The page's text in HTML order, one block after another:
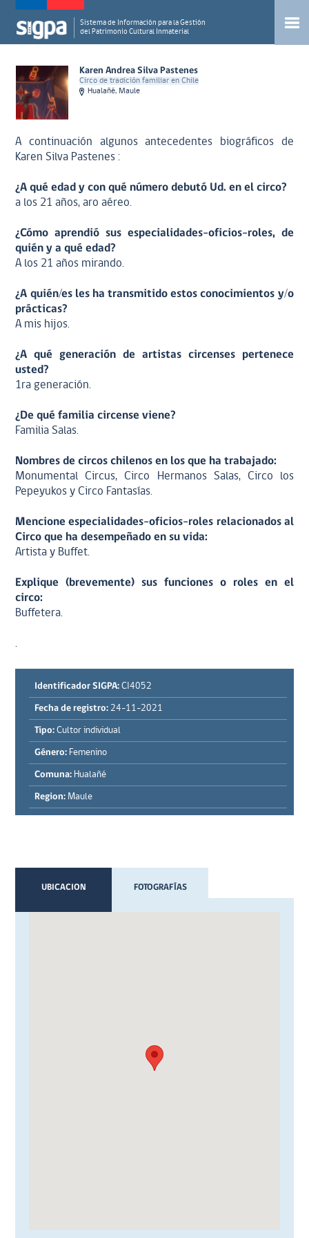
Sistema de Información para la Gestión
del Patrimonio Cultural Inmaterial
Karen Andrea Silva Pastenes
Circo de tradición familiar en Chile
Hualañé, Maule
A continuación algunos antecedentes biográficos de
Karen Silva Pastenes :
¿A qué edad y con qué número debutó Ud. en el circo?
a los 21 años, aro aéreo.
¿Cómo aprendió sus especialidades-oficios-roles, de
quién y a qué edad?
A los 21 años mirando.
¿A quién/es les ha transmitido estos conocimientos y/o
prácticas?
A mis hijos.
¿A qué generación de artistas circenses pertenece
usted?
1ra generación.
¿De qué familia circense viene?
Familia Salas.
Nombres de circos chilenos en los que ha trabajado:
Monumental Circus, Circo Hermanos Salas, Circo los
Pepeyukos y Circo Fantasías.
Mencione especialidades-oficios-roles relacionados al
Circo que ha desempeñado en su vida:
Artista y Buffet.
Explique (brevemente) sus funciones o roles en el
circo:
Buffetera.
.
Identificador SIGPA: CI4052
Fecha de registro: 24-11-2021
Tipo: Cultor individual
Género: Femenino
Comuna: Hualañé
Region: Maule
UBICACION FOTOGRAFÍAS